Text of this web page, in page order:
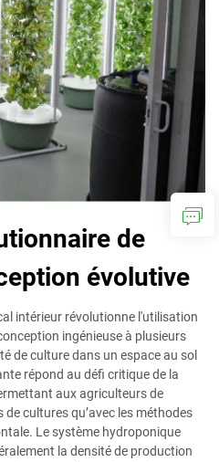
de
évolutive
intérieur révolutionne l'utilisation
ingénieuse à plusieurs
de culture dans un espace au sol
répond au défi critique de la
aux agriculteurs de
cultures qu’avec les méthodes
Le système hydroponique
la densité de production